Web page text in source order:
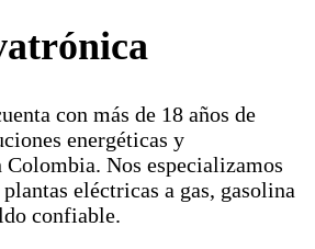
con más de 18 años de
energéticas y
Nos especializamos
eléctricas a gas, gasolina
confiable.